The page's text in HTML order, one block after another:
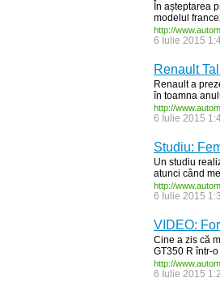
În așteptarea
modelul
http://
6 Iulie 2015
Renault
Renault a
în toamna
http://
6 Iulie 2015
Studiu:
Un studiu
atunci când
http://
6 Iulie 2015
VIDEO:
Cine a zis că
GT350 R într-
http://
6 Iulie 2015